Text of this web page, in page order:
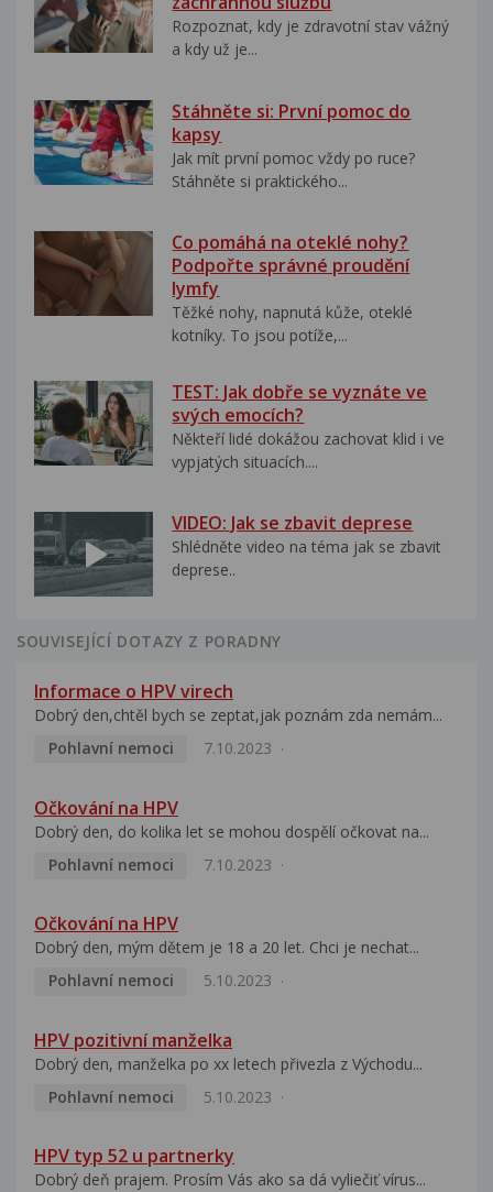
Rozpoznat, kdy je zdravotní stav vážný
a kdy už je...
Stáhněte si: První pomoc do
kapsy
Jak mít první pomoc vždy po ruce?
Stáhněte si praktického...
Co pomáhá na oteklé nohy?
Podpořte správné proudění
lymfy
Těžké nohy, napnutá kůže, oteklé
kotníky. To jsou potíže,...
TEST: Jak dobře se vyznáte ve
svých emocích?
Někteří lidé dokážou zachovat klid i ve
vypjatých situacích....
VIDEO: Jak se zbavit deprese
Shlédněte video na téma jak se zbavit
deprese..
SOUVISEJÍCÍ DOTAZY Z PORADNY
Informace o HPV virech
Dobrý den,chtěl bych se zeptat,jak poznám zda nemám...
Pohlavní nemoci
7.10.2023
Očkování na HPV
Dobrý den, do kolika let se mohou dospělí očkovat na...
Pohlavní nemoci
7.10.2023
Očkování na HPV
Dobrý den, mým dětem je 18 a 20 let. Chci je nechat...
Pohlavní nemoci
5.10.2023
HPV pozitivní manželka
Dobrý den, manželka po xx letech přivezla z Východu...
Pohlavní nemoci
5.10.2023
HPV typ 52 u partnerky
Dobrý deň prajem. Prosím Vás ako sa dá vyliečiť vírus...